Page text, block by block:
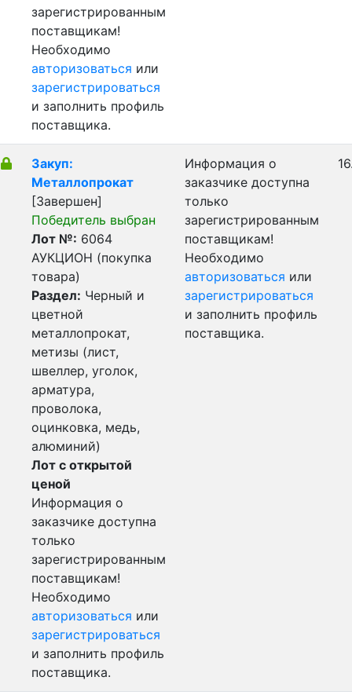
зарегистрированным
поставщикам!
Необходимо
авторизоваться или
зарегистрироваться
и заполнить профиль
поставщика.
Закуп:
Металлопрокат
[Завершен]
Победитель выбран
Лот №: 6064
АУКЦИОН (покупка
товара)
Раздел: Черный и
цветной
металлопрокат,
метизы (лист,
швеллер, уголок,
арматура,
проволока,
оцинковка, медь,
алюминий)
Лот с открытой
ценой
Информация о
заказчике доступна
только
зарегистрированным
поставщикам!
Необходимо
авторизоваться или
зарегистрироваться
и заполнить профиль
поставщика.
Информация о
заказчике доступна
только
зарегистрированным
поставщикам!
Необходимо
авторизоваться или
зарегистрироваться
и заполнить профиль
поставщика.